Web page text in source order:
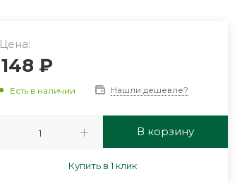
Цена:
148 ₽
Есть в наличии Нашли дешевле?
В корзину
Купить в 1 клик